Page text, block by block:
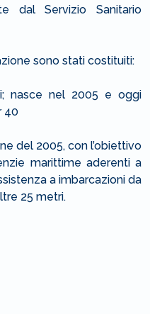
dal Servizio Sanitario
sono stati costituiti:
nasce nel 2005 e oggi
40
del 2005, con l’obiettivo
marittime aderenti a
a imbarcazioni da
25 metri.